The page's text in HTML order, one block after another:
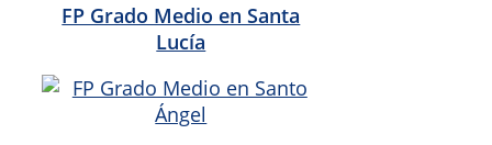
FP Grado Medio en Santa
Lucía